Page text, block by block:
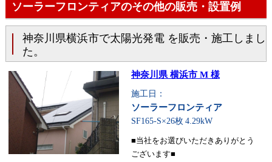
ソーラーフロンティアのその他の販売・設置例
神奈川県横浜市で太陽光発電 を販売・施工しまし
た。
神奈川県 横浜市 M 様
施工日：
ソーラーフロンティア
SF165-S×26枚 4.29kW
■当社をお選びいただきありがとう
ございます■